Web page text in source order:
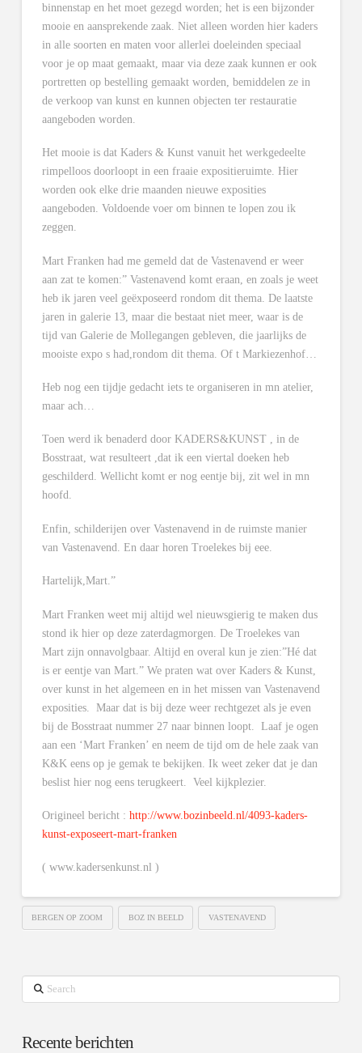
binnenstap en het moet gezegd worden; het is een bijzonder
mooie en aansprekende zaak. Niet alleen worden hier kaders
in alle soorten en maten voor allerlei doeleinden speciaal
voor je op maat gemaakt, maar via deze zaak kunnen er ook
portretten op bestelling gemaakt worden, bemiddelen ze in
de verkoop van kunst en kunnen objecten ter restauratie
aangeboden worden.
Het mooie is dat Kaders & Kunst vanuit het werkgedeelte
rimpelloos doorloopt in een fraaie expositieruimte. Hier
worden ook elke drie maanden nieuwe exposities
aangeboden. Voldoende voer om binnen te lopen zou ik
zeggen.
Mart Franken had me gemeld dat de Vastenavend er weer
aan zat te komen:” Vastenavend komt eraan, en zoals je weet
heb ik jaren veel geëxposeerd rondom dit thema. De laatste
jaren in galerie 13, maar die bestaat niet meer, waar is de
tijd van Galerie de Mollegangen gebleven, die jaarlijks de
mooiste expo s had,rondom dit thema. Of t Markiezenhof…
Heb nog een tijdje gedacht iets te organiseren in mn atelier,
maar ach…
Toen werd ik benaderd door KADERS&KUNST , in de
Bosstraat, wat resulteert ,dat ik een viertal doeken heb
geschilderd. Wellicht komt er nog eentje bij, zit wel in mn
hoofd.
Enfin, schilderijen over Vastenavend in de ruimste manier
van Vastenavend. En daar horen Troelekes bij eee.
Hartelijk,Mart.”
Mart Franken weet mij altijd wel nieuwsgierig te maken dus
stond ik hier op deze zaterdagmorgen. De Troelekes van
Mart zijn onnavolgbaar. Altijd en overal kun je zien:”Hé dat
is er eentje van Mart.” We praten wat over Kaders & Kunst,
over kunst in het algemeen en in het missen van Vastenavend
exposities. Maar dat is bij deze weer rechtgezet als je even
bij de Bosstraat nummer 27 naar binnen loopt. Laaf je ogen
aan een ‘Mart Franken’ en neem de tijd om de hele zaak van
K&K eens op je gemak te bekijken. Ik weet zeker dat je dan
beslist hier nog eens terugkeert. Veel kijkplezier.
Origineel bericht : http://www.bozinbeeld.nl/4093-kaders-
kunst-exposeert-mart-franken
( www.kadersenkunst.nl )
BERGEN OP ZOOM BOZ IN BEELD VASTENAVEND
Search
Recente berichten